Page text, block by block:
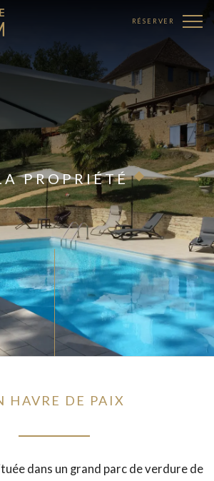
RÉSERVER
PROPRIÉTÉ
HAVRE DE PAIX
dans un grand parc de verdure de